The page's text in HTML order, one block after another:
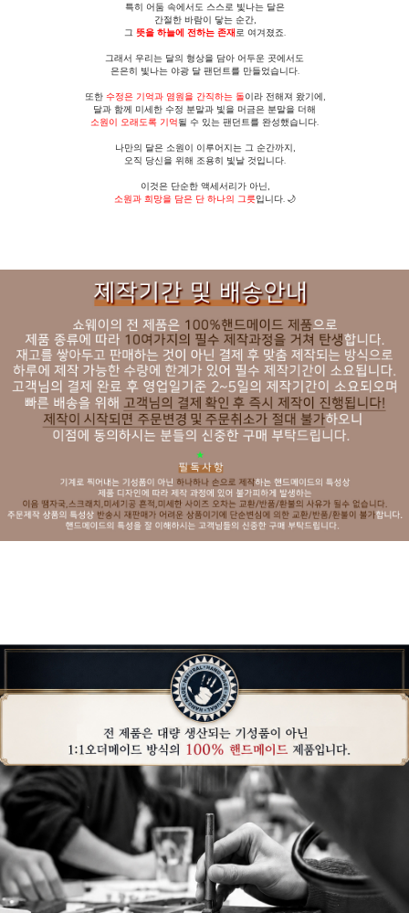
특히 어둠 속에서도 스스로 빛나는 달은
간절한 바람이 닿는 순간,
그 뜻을 하늘에 전하는 존재로 여겨졌죠.
그래서 우리는 달의 형상을 담아 어두운 곳에서도
은은히 빛나는 야광 달 팬던트를 만들었습니다.
또한 수정은 기억과 염원을 간직하는 돌이라 전해져 왔기에,
달과 함께 미세한 수정 분말과 빛을 머금은 분말을 더해
소원이 오래도록 기억될 수 있는 팬던트를 완성했습니다.
나만의 달은 소원이 이루어지는 그 순간까지,
오직 당신을 위해 조용히 빛날 것입니다.
이것은 단순한 액세서리가 아닌,
소원과 희망을 담은 단 하나의 그릇입니다. 🌙